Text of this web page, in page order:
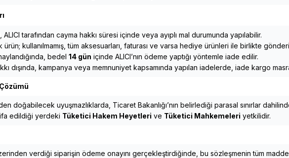
tarafından cayma hakkı süresi içinde veya ayıplı mal durumunda yapılabilir.
kullanılmamış, tüm aksesuarları, faturası ve varsa hediye ürünleri ile birlikte
bedel 14 gün içinde ALICI’nın ödeme yaptığı yöntemle iade edilir.
dışında, kampanya veya memnuniyet kapsamında yapılan iadelerde, iade kargo
doğabilecek uyuşmazlıklarda, Ticaret Bakanlığı’nın belirlediği parasal sınırlar
edildiği yerdeki Tüketici Hakem Heyetleri ve Tüketici Mahkemeleri yetkilidir.
verdiği siparişin ödeme onayını gerçekleştirdiğinde, bu sözleşmenin tüm